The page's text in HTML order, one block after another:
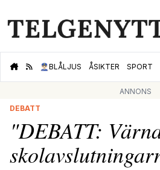
👮🏻‍♂️BLÅLJUS ÅSIKTER SPORT
ANNONS
DEBATT
"DEBATT: